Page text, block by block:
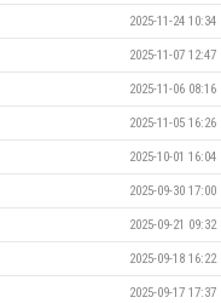
2025-11-24 10:34
2025-11-07 12:47
2025-11-06 08:16
2025-11-05 16:26
2025-10-01 16:04
2025-09-30 17:00
2025-09-21 09:32
2025-09-18 16:22
2025-09-17 17:37